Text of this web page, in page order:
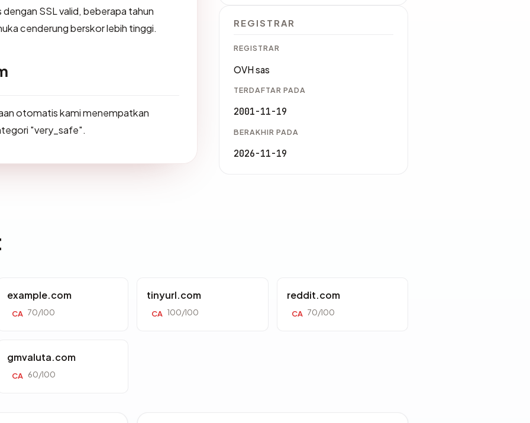
SSL valid, beberapa tahun
cenderung berskor lebih tinggi.
otomatis kami menempatkan
"very_safe".
REGISTRAR
REGISTRAR
OVH sas
TERDAFTAR PADA
2001-11-19
BERAKHIR PADA
2026-11-19
example.com
CA 70/100
tinyurl.com
CA 100/100
reddit.com
CA 70/100
gmvaluta.com
CA 60/100